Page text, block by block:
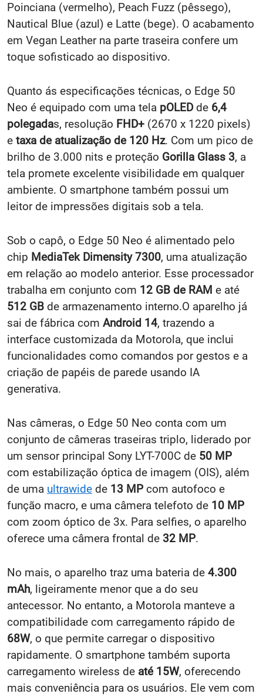
Poinciana (vermelho), Peach Fuzz (pêssego),
Nautical Blue (azul) e Latte (bege). O acabamento
em Vegan Leather na parte traseira confere um
toque sofisticado ao dispositivo.
Quanto ás especificações técnicas, o Edge 50
Neo é equipado com uma tela pOLEDde 6,4
polegadas, resolução FHD+ (2670 x 1220 pixels)
e taxa de atualização de 120 Hz. Com um pico de
brilho de 3.000 nits e proteção Gorilla Glass 3, a
tela promete excelente visibilidade em qualquer
ambiente. O smartphone também possui um
leitor de impressões digitais sob a tela.
Sob o capô, o Edge 50 Neo é alimentado pelo
chip MediaTek Dimensity 7300, uma atualização
em relação ao modelo anterior. Esse processador
trabalha em conjunto com 12 GB de RAM e até
512 GB de armazenamento interno.O aparelho já
sai de fábrica com Android 14, trazendo a
interface customizada da Motorola, que inclui
funcionalidades como comandos por gestos e a
criação de papéis de parede usando IA
generativa.
Nas câmeras, o Edge 50 Neo conta com um
conjunto de câmeras traseiras triplo, liderado por
um sensor principal Sony LYT-700C de 50 MP
com estabilização óptica de imagem (OIS), além
de uma ultrawide de 13 MP com autofoco e
função macro, e uma câmera telefoto de 10 MP
com zoom óptico de 3x. Para selfies, o aparelho
oferece uma câmera frontal de 32 MP.
No mais, o aparelho traz uma bateria de 4.300
mAh, ligeiramente menor que a do seu
antecessor. No entanto, a Motorola manteve a
compatibilidade com carregamento rápido de
68W, o que permite carregar o dispositivo
rapidamente. O smartphone também suporta
carregamento wireless de até 15W, oferecendo
mais conveniência para os usuários. Ele vem com